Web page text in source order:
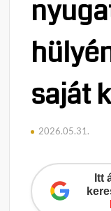
saját
2026.05.31.
Itt